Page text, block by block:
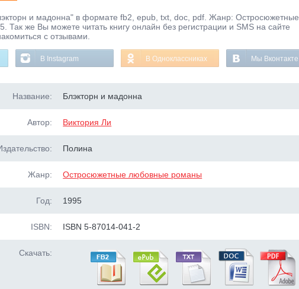
и мадонна" в формате fb2, epub, txt, doc, pdf. Жанр: Остросюжетные
же Вы можете читать книгу онлайн без регистрации и SMS на сайте
с отзывами.
В Instagram В Одноклассниках Мы Вконтакте
Название: Блэкторн и мадонна
Автор: Виктория Ли
Полина
Жанр: Остросюжетные любовные романы
Год: 1995
ISBN: ISBN 5-87014-041-2
Скачать: